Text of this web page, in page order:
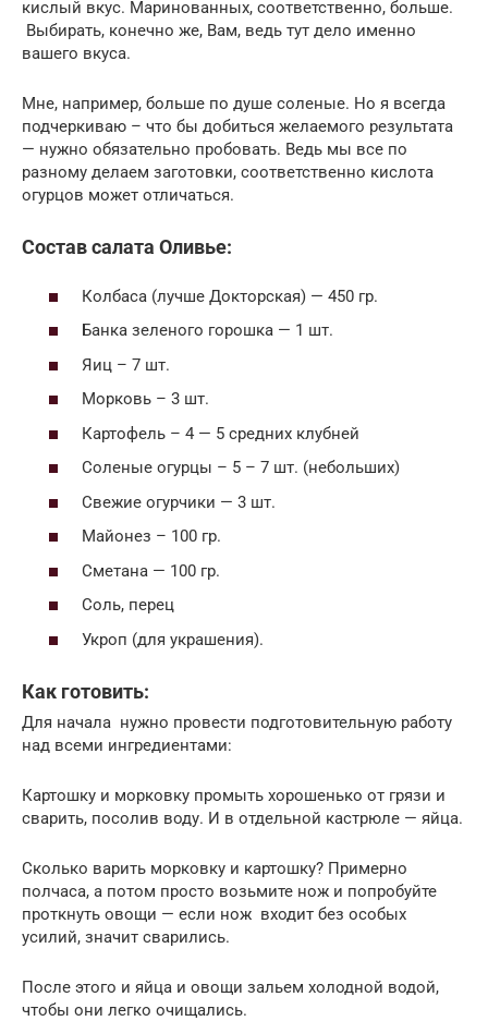
кислый вкус. Маринованных, соответственно, больше.
Выбирать, конечно же, Вам, ведь тут дело именно
вашего вкуса.
Мне, например, больше по душе соленые. Но я всегда
подчеркиваю – что бы добиться желаемого результата
— нужно обязательно пробовать. Ведь мы все по
разному делаем заготовки, соответственно кислота
огурцов может отличаться.
Состав салата Оливье:
Колбаса (лучше Докторская) — 450 гр.
Банка зеленого горошка — 1 шт.
Яиц – 7 шт.
Морковь – 3 шт.
Картофель – 4 — 5 средних клубней
Соленые огурцы – 5 – 7 шт. (небольших)
Свежие огурчики — 3 шт.
Майонез – 100 гр.
Сметана — 100 гр.
Соль, перец
Укроп (для украшения).
Как готовить:
Для начала нужно провести подготовительную работу
над всеми ингредиентами:
Картошку и морковку промыть хорошенько от грязи и
сварить, посолив воду. И в отдельной кастрюле — яйца.
Сколько варить морковку и картошку? Примерно
полчаса, а потом просто возьмите нож и попробуйте
проткнуть овощи — если нож входит без особых
усилий, значит сварились.
После этого и яйца и овощи зальем холодной водой,
чтобы они легко очищались.